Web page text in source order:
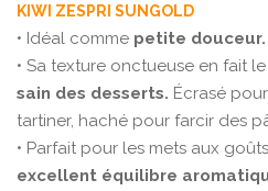
KIWI ZESPRI SUNGOLD
• Idéal comme petite douceur.
• Sa texture onctueuse en fait le
sain des desserts. Écrasé
tartiner, haché pour farcir des
• Parfait pour les mets aux
excellent équilibre